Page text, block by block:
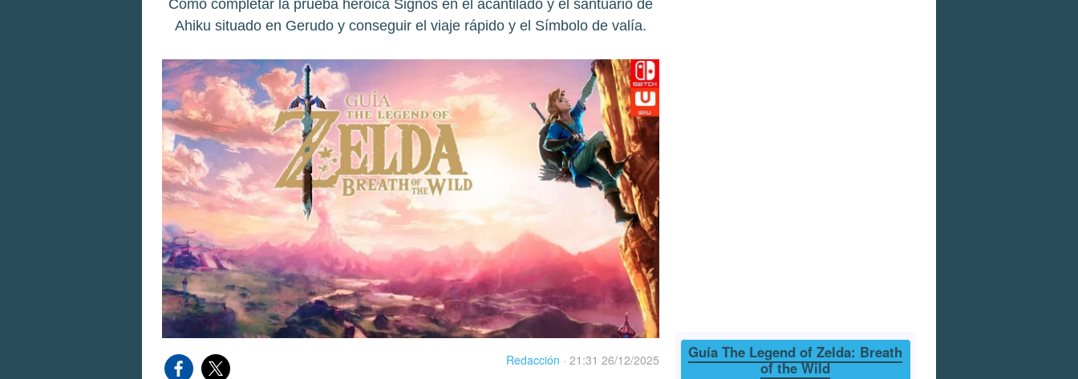
Cómo completar la prueba heroica Signos en el acantilado y el santuario de
Ahiku situado en Gerudo y conseguir el viaje rápido y el Símbolo de valía.
Redacción · 21:31 26/12/2025
Guía The Legend of Zelda: Breath
of the Wild